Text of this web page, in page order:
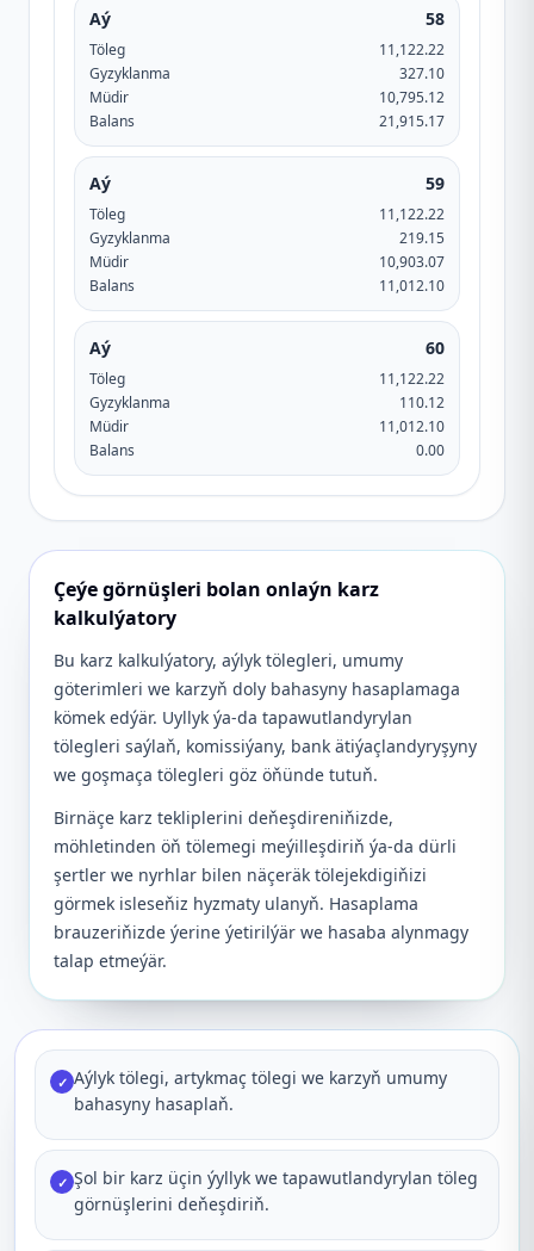
Aý 58
Töleg
11,122.22
Gyzyklanma
327.10
Müdir
10,795.12
Balans
21,915.17
Aý 59
Töleg
11,122.22
Gyzyklanma
219.15
Müdir
10,903.07
Balans
11,012.10
Aý 60
Töleg
11,122.22
Gyzyklanma
110.12
Müdir
11,012.10
Balans
0.00
Çeýe görnüşleri bolan onlaýn karz
kalkulýatory
Bu karz kalkulýatory, aýlyk tölegleri, umumy
göterimleri we karzyň doly bahasyny hasaplamaga
kömek edýär. Uyllyk ýa-da tapawutlandyrylan
tölegleri saýlaň, komissiýany, bank ätiýaçlandyryşyny
we goşmaça tölegleri göz öňünde tutuň.
Birnäçe karz tekliplerini deňeşdireniňizde,
möhletinden öň tölemegi meýilleşdiriň ýa-da dürli
şertler we nyrhlar bilen näçeräk tölejekdigiňizi
görmek isleseňiz hyzmaty ulanyň. Hasaplama
brauzeriňizde ýerine ýetirilýär we hasaba alynmagy
talap etmeýär.
✓ Aýlyk tölegi, artykmaç tölegi we karzyň umumy
bahasyny hasaplaň.
✓ Şol bir karz üçin ýyllyk we tapawutlandyrylan töleg
görnüşlerini deňeşdiriň.